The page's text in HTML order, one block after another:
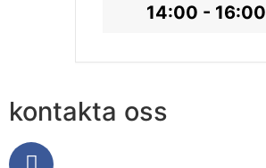
14:00 - 16:00
kontakta oss